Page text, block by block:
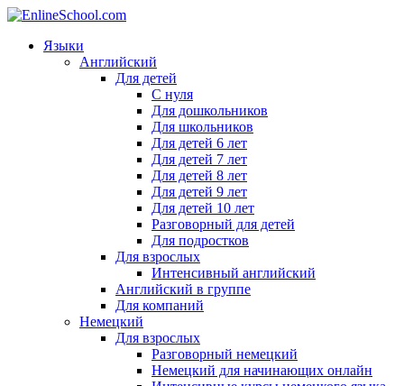
Языки
Английский
Для детей
С нуля
Для дошкольников
Для школьников
Для детей 6 лет
Для детей 7 лет
Для детей 8 лет
Для детей 9 лет
Для детей 10 лет
Разговорный для детей
Для подростков
Для взрослых
Интенсивный английский
Английский в группе
Для компаний
Немецкий
Для взрослых
Разговорный немецкий
Немецкий для начинающих онлайн